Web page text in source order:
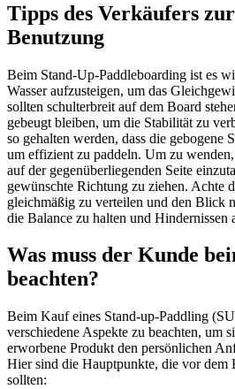
Tipps des Verkäufers
Benutzung
Beim Stand-Up-Paddleboarding ist es
Wasser aufzusteigen, um das
sollten schulterbreit auf dem Board
gebeugt bleiben, um die Stabilität zu
so gehalten werden, dass die gebogene
um effizient zu paddeln. Um zu
auf der gegenüberliegenden Seite
gewünschte Richtung zu ziehen. Achte
gleichmäßig zu verteilen und den Blick
die Balance zu halten und Hindernissen
Was muss der Kunde
beachten?
Beim Kauf eines Stand-up-Paddling
verschiedene Aspekte zu beachten, um
erworbene Produkt den persönlichen
Hier sind die Hauptpunkte, die vor dem
sollten: